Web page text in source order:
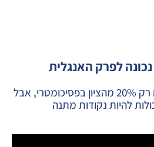
פרק האנגלית הוא אמנם רק 20% מהציון בפסיכומטרי, אבל
להיות נקודות מתנה